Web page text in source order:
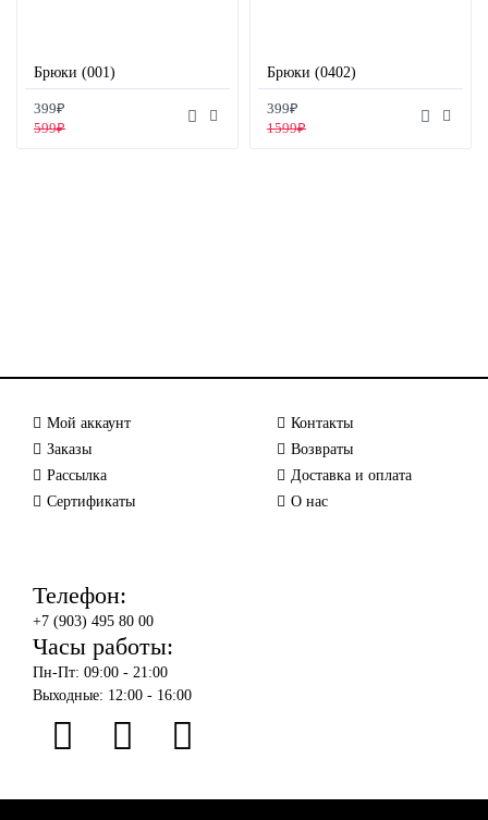
Брюки (001)
399₽
599₽
Брюки (0402)
399₽
1599₽
Мой аккаунт
Заказы
Рассылка
Сертификаты
Контакты
Возвраты
Доставка и оплата
О нас
Телефон:
+7 (903) 495 80 00
Часы работы:
Пн-Пт: 09:00 - 21:00
Выходные: 12:00 - 16:00